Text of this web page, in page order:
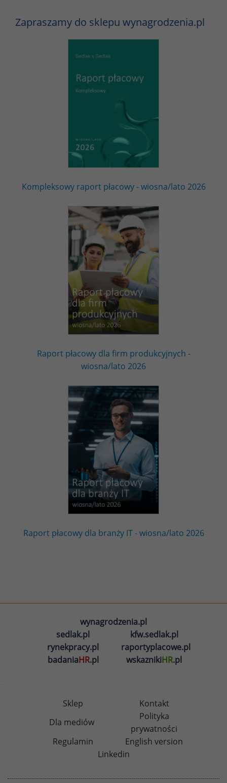
Zapraszamy do sklepu wynagrodzenia.pl
Kompleksowy raport płacowy - wiosna/lato 2026
Raport płacowy dla firm produkcyjnych -
wiosna/lato 2026
Raport płacowy dla branży IT - wiosna/lato 2026
wynagrodzenia.pl
sedlak.pl
kfw.sedlak.pl
rynekpracy.pl
raportyplacowe.pl
badaniaHR.pl wskaznikiHR.pl
Sklep
Kontakt
Dla mediów
Polityka
prywatności
Regulamin
English version
Linkedin